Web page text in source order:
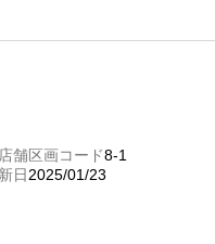
舗区画コード8-1
日2025/01/23